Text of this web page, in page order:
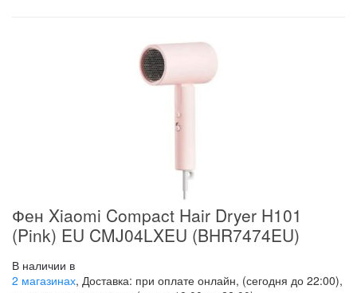
Фен Xiaomi Compact Hair Dryer H101
(Pink) EU CMJ04LXEU (BHR7474EU)
В наличии в
2 магазинах, Доставка: при оплате онлайн, (сегодня до 22:00),